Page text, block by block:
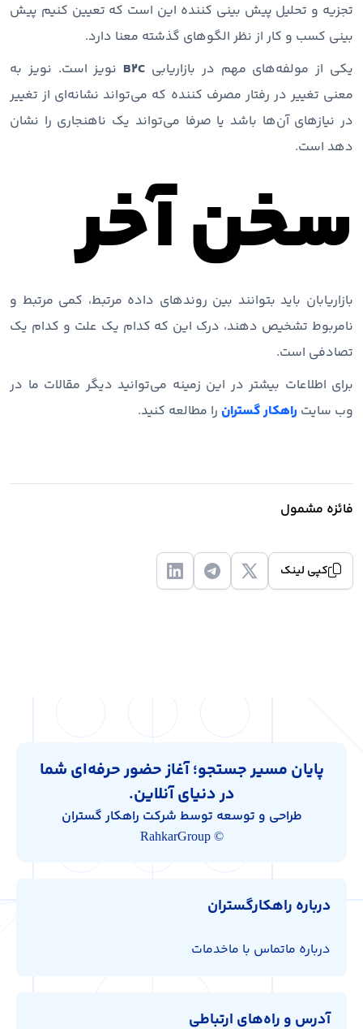
تجزیه و تحلیل پیش ‌بینی ‌کننده این است که تعیین کنیم پیش
‌بینی کسب ‌و کار از نظر الگوهای گذشته معنا دارد.
یکی از مولفه‌های مهم در بازاریابی B2C نویز است. نویز به
معنی تغییر در رفتار مصرف ‌کننده که می‌تواند نشانه‌ای از تغییر
در نیازهای آن‌ها باشد یا صرفا می‌تواند یک ناهنجاری را نشان
دهد است.
سخن آخر
بازاریابان باید بتوانند بین روندهای داده مرتبط، کمی مرتبط و
نامربوط تشخیص دهند، درک این که کدام یک علت و کدام یک
تصادفی است.
برای اطلاعات بیشتر در این زمینه می‌توانید دیگر مقالات ما در
وب سایت راهکار گستران را مطالعه کنید.
فائزه مشمول
کپی لینک
پایان مسیر جستجو؛ آغاز حضور حرفه‌ای شما
در دنیای آنلاین.
طراحی و توسعه توسط شرکت راهکار گستران
© RahkarGroup
درباره راهکارگستران
درباره ماتماس با ماخدمات
آدرس و راه‌های ارتباطی